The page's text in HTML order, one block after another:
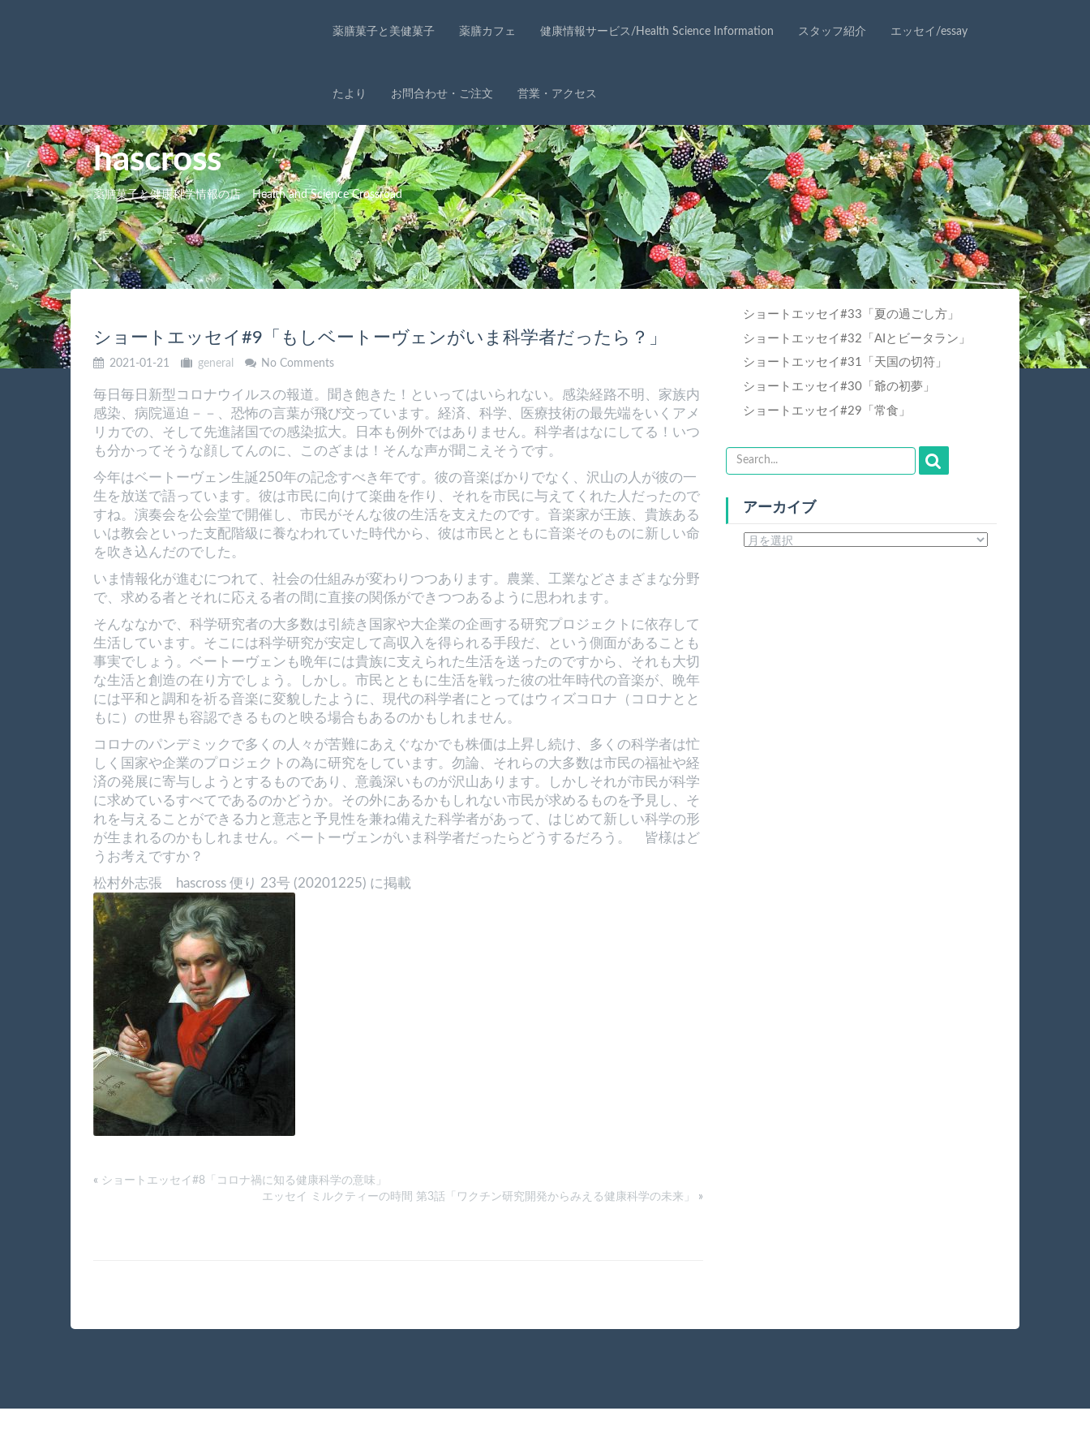
薬膳菓子と美健菓子 薬膳カフェ 健康情報サービス/Health Science Information スタッフ紹介 エッセイ/essay
たより お問合わせ・ご注文 営業・アクセス
hascross
薬膳菓子と健康科学情報の店 Health and Science Crossroad
ショートエッセイ#9「もしベートーヴェンがいま科学者だったら？」
2021-01-21 general No Comments
毎日毎日新型コロナウイルスの報道。聞き飽きた！といってはいられない。感染経路不明、家族内
感染、病院逼迫－－、恐怖の言葉が飛び交っています。経済、科学、医療技術の最先端をいくアメ
リカでの、そして先進諸国での感染拡大。日本も例外ではありません。科学者はなにしてる！いつ
も分かってそうな顔してんのに、このざまは！そんな声が聞こえそうです。
今年はベートーヴェン生誕250年の記念すべき年です。彼の音楽ばかりでなく、沢山の人が彼の一
生を放送で語っています。彼は市民に向けて楽曲を作り、それを市民に与えてくれた人だったので
すね。演奏会を公会堂で開催し、市民がそんな彼の生活を支えたのです。音楽家が王族、貴族ある
いは教会といった支配階級に養なわれていた時代から、彼は市民とともに音楽そのものに新しい命
を吹き込んだのでした。
いま情報化が進むにつれて、社会の仕組みが変わりつつあります。農業、工業などさまざまな分野
で、求める者とそれに応える者の間に直接の関係ができつつあるように思われます。
そんななかで、科学研究者の大多数は引続き国家や大企業の企画する研究プロジェクトに依存して
生活しています。そこには科学研究が安定して高収入を得られる手段だ、という側面があることも
事実でしょう。ベートーヴェンも晩年には貴族に支えられた生活を送ったのですから、それも大切
な生活と創造の在り方でしょう。しかし。市民とともに生活を戦った彼の壮年時代の音楽が、晩年
には平和と調和を祈る音楽に変貌したように、現代の科学者にとってはウィズコロナ（コロナとと
もに）の世界も容認できるものと映る場合もあるのかもしれません。
コロナのパンデミックで多くの人々が苦難にあえぐなかでも株価は上昇し続け、多くの科学者は忙
しく国家や企業のプロジェクトの為に研究をしています。勿論、それらの大多数は市民の福祉や経
済の発展に寄与しようとするものであり、意義深いものが沢山あります。しかしそれが市民が科学
に求めているすべてであるのかどうか。その外にあるかもしれない市民が求めるものを予見し、そ
れを与えることができる力と意志と予見性を兼ね備えた科学者があって、はじめて新しい科学の形
が生まれるのかもしれません。ベートーヴェンがいま科学者だったらどうするだろう。 皆様はど
うお考えですか？
松村外志張 hascross 便り 23号 (20201225) に掲載
« ショートエッセイ#8「コロナ禍に知る健康科学の意味」
エッセイ ミルクティーの時間 第3話「ワクチン研究開発からみえる健康科学の未来」
»
ショートエッセイ#33「夏の過ごし方」
ショートエッセイ#32「AIとビータラン」
ショートエッセイ#31「天国の切符」
ショートエッセイ#30「爺の初夢」
ショートエッセイ#29「常食」
アーカイブ